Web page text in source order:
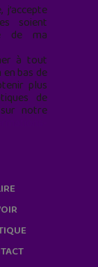
soient
de ma
à tout
bas de
plus
de
notre